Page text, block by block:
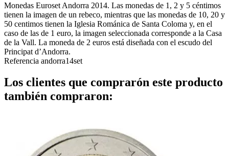
Monedas Euroset Andorra 2014. Las monedas de 1, 2 y 5 céntimos
tienen la imagen de un rebeco, mientras que las monedas de 10, 20 y
50 centimos tienen la Iglesia Románica de Santa Coloma y, en el
caso de las de 1 euro, la imagen seleccionada corresponde a la Casa
de la Vall. La moneda de 2 euros está diseñada con el escudo del
Principat d’Andorra.
Referencia andorra14set
Los clientes que comprarón este producto
también compraron: